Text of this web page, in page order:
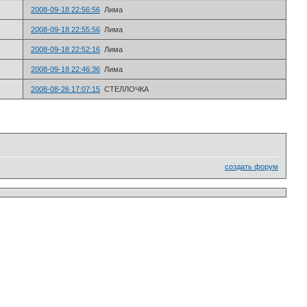
2008-09-18 22:56:56 Лима
2008-09-18 22:55:56 Лима
2008-09-18 22:52:16 Лима
2008-09-18 22:46:36 Лима
2008-08-26 17:07:15 СТЕЛЛОЧКА
создать форум